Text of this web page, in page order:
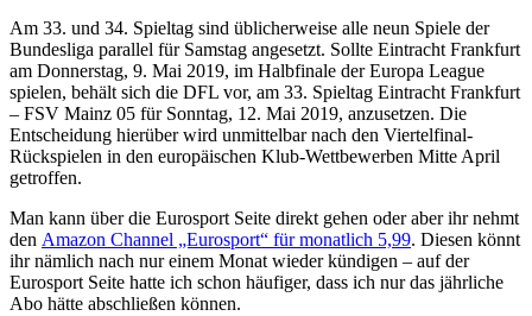
Am 33. und 34. Spieltag sind üblicherweise alle neun Spiele der
Bundesliga parallel für Samstag angesetzt. Sollte Eintracht Frankfurt
am Donnerstag, 9. Mai 2019, im Halbfinale der Europa League
spielen, behält sich die DFL vor, am 33. Spieltag Eintracht Frankfurt
– FSV Mainz 05 für Sonntag, 12. Mai 2019, anzusetzen. Die
Entscheidung hierüber wird unmittelbar nach den Viertelfinal-
Rückspielen in den europäischen Klub-Wettbewerben Mitte April
getroffen.
Man kann über die Eurosport Seite direkt gehen oder aber ihr nehmt
den Amazon Channel „Eurosport“ für monatlich 5,99. Diesen könnt
ihr nämlich nach nur einem Monat wieder kündigen – auf der
Eurosport Seite hatte ich schon häufiger, dass ich nur das jährliche
Abo hätte abschließen können.